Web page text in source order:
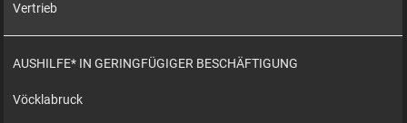
Vertrieb
AUSHILFE* IN GERINGFÜGIGER BESCHÄFTIGUNG
Vöcklabruck